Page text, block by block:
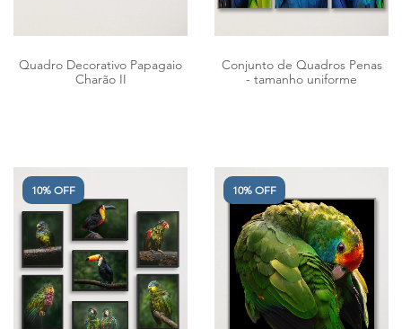
Quadro Decorativo Papagaio
Charão II
Conjunto de Quadros Penas
- tamanho uniforme
10% OFF 10% OFF